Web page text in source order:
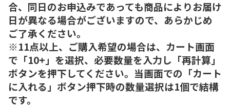
合、同日のお申込みであっても商品によりお届け
日が異なる場合がございますので、あらかじめ
ご了承ください。
※11点以上、ご購入希望の場合は、カート画面
で「10+」を選択、必要数量を入力し「再計算」
ボタンを押下してください。当画面での「カート
に入れる」ボタン押下時の数量選択は1個で結構
です。